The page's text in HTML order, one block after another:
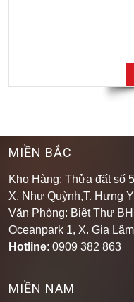
MIỀN BẮC
Kho Hàng: Thửa đất số
X. Như Quỳnh,T. Hưng
Văn Phòng: Biệt Thự
Oceanpark 1, X. Gia
Hotline: 0909 382 863
MIỀN NAM